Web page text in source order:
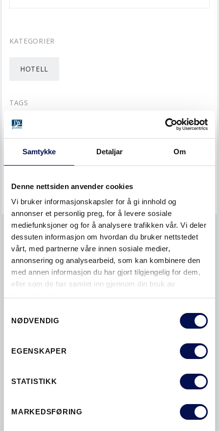
Samtykke Detaljar Om
Denne nettsiden anvender cookies
Vi bruker informasjonskapsler for å gi innhold og
annonser et personlig preg, for å levere sosiale
mediefunksjoner og for å analysere trafikken vår. Vi deler
dessuten informasjon om hvordan du bruker nettstedet
vårt, med partnerne våre innen sosiale medier,
annonsering og analysearbeid, som kan kombinere den
med annen informasjon du har gjort tilgjengelig for dem,
eller som de har samlet inn gjennom din bruk av
Selection
NØDVENDIG
EGENSKAPER
STATISTIKK
MARKEDSFØRING
KATEGORIER
HOTELL
TAGS
DEL DETTE MED EN VENN
LIGNENDE REFERANSER
HOTELL FARRIS BAD LARVIK
Hotell Farris Bad stod ferdig våren 2009. Det er et